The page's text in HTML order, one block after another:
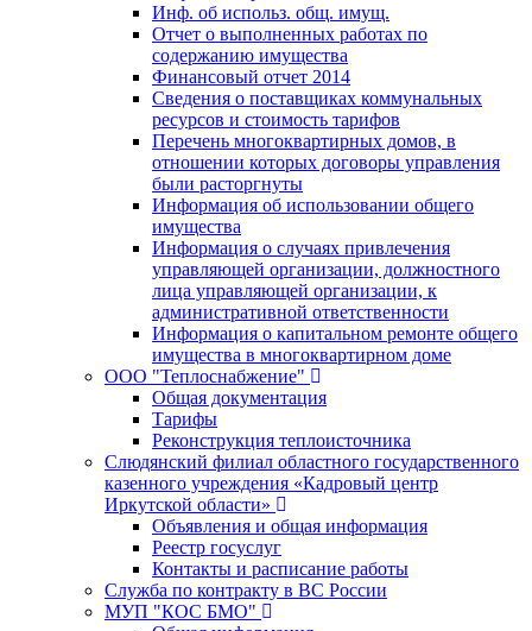
Инф. об использ. общ. имущ.
Отчет о выполненных работах по
содержанию имущества
Финансовый отчет 2014
Сведения о поставщиках коммунальных
ресурсов и стоимость тарифов
Перечень многоквартирных домов, в
отношении которых договоры управления
были расторгнуты
Информация об использовании общего
имущества
Информация о случаях привлечения
управляющей организации, должностного
лица управляющей организации, к
административной ответственности
Информация о капитальном ремонте общего
имущества в многоквартирном доме
ООО "Теплоснабжение"
Общая документация
Тарифы
Реконструкция теплоисточника
Слюдянский филиал областного государственного
казенного учреждения «Кадровый центр
Иркутской области»
Объявления и общая информация
Реестр госуслуг
Контакты и расписание работы
Служба по контракту в ВС России
МУП "КОС БМО"